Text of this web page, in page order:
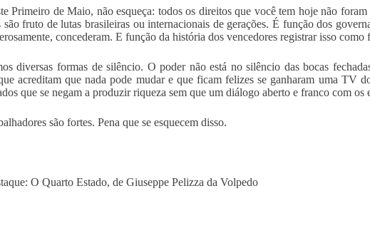
Primeiro de Maio, não esqueça: todos os direitos que você tem hoje não
são fruto de lutas brasileiras ou internacionais de gerações. É função dos
concederam. E função da história dos vencedores registrar isso como
diversas formas de silêncio. O poder não está no silêncio das bocas
acreditam que nada pode mudar e que ficam felizes se ganharam uma TV
que se negam a produzir riqueza sem que um diálogo aberto e franco com os
são fortes. Pena que se esquecem disso.
O Quarto Estado, de Giuseppe Pelizza da Volpedo